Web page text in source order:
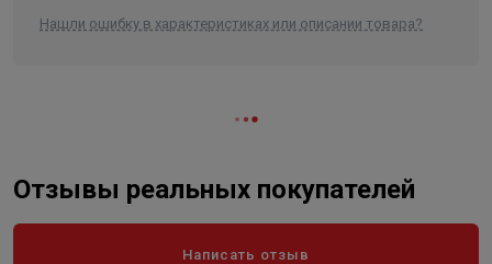
Нашли ошибку в характеристиках или описании товара?
Отзывы реальных покупателей
Написать отзыв